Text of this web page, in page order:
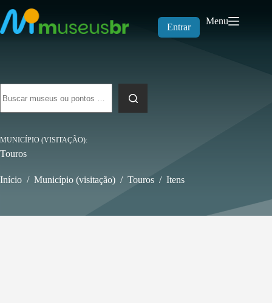
para
o
conteúdo
Entrar
Menu
resultados
MUNICÍPIO (VISITAÇÃO)
Touros
Início / Município (visitação) / Touros / Itens